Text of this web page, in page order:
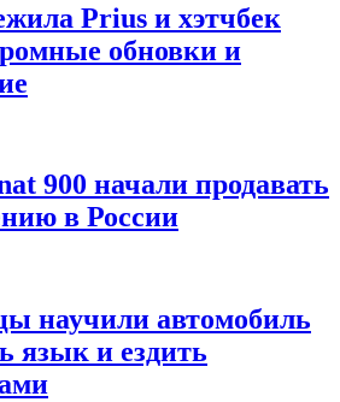
Prius и хэтчбек
обновки и
900 начали продавать
в России
научили автомобиль
язык и ездить